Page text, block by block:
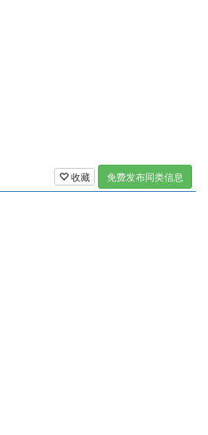
收藏 免费发布同类信息